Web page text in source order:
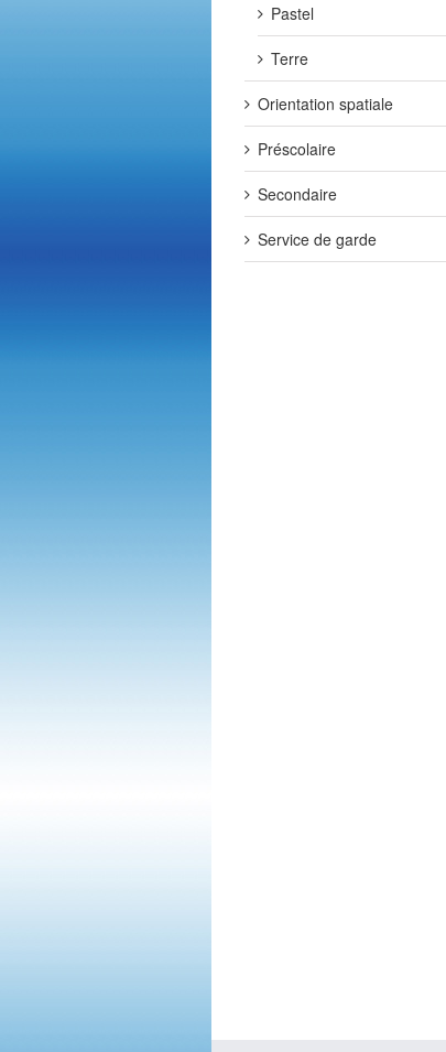
Pastel
Terre
Orientation spatiale
Préscolaire
Secondaire
Service de garde